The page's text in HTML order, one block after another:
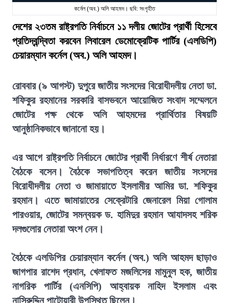
কর্নেল (অব.) অলি আহমদ। ছবি: সংগৃহীত
দেশের ২৩তম রাষ্ট্রপতি নির্বাচনে ১১ দলীয় জোটের প্রার্থী হিসেবে
প্রতিদ্বন্দ্বিতা করবেন লিবারেল ডেমোক্রেটিক পার্টির (এলডিপি)
চেয়ারম্যান কর্নেল (অব.) অলি আহমদ।
রোববার (৯ আগস্ট) দুপুরে জাতীয় সংসদের বিরোধীদলীয় নেতা ডা.
শফিকুর রহমানের সরকারি বাসভবনে আয়োজিত সংবাদ সম্মেলনে
জোটের পক্ষ থেকে অলি আহমদের প্রার্থিতার বিষয়টি
আনুষ্ঠানিকভাবে জানানো হয়।
এর আগে রাষ্ট্রপতি নির্বাচনে জোটের প্রার্থী নির্ধারণে শীর্ষ নেতারা
বৈঠকে বসেন। বৈঠকে সভাপতিত্ব করেন জাতীয় সংসদের
বিরোধীদলীয় নেতা ও জামায়াতে ইসলামীর আমির ডা. শফিকুর
রহমান। এতে জামায়াতের সেক্রেটারি জেনারেল মিয়া গোলাম
পারওয়ার, জোটের সমন্বয়ক ড. হামিদুর রহমান আযাদসহ শরিক
দলগুলোর নেতারা অংশ নেন।
বৈঠকে এলডিপির চেয়ারম্যান কর্নেল (অব.) অলি আহমদ ছাড়াও
জাগপার রাশেদ প্রধান, খেলাফত মজলিসের মামুনুল হক, জাতীয়
নাগরিক পার্টির (এনসিপি) আহ্বায়ক নাহিদ ইসলাম এবং
নাসিরুদ্দিন পাটোয়ারী উপস্থিত ছিলেন।